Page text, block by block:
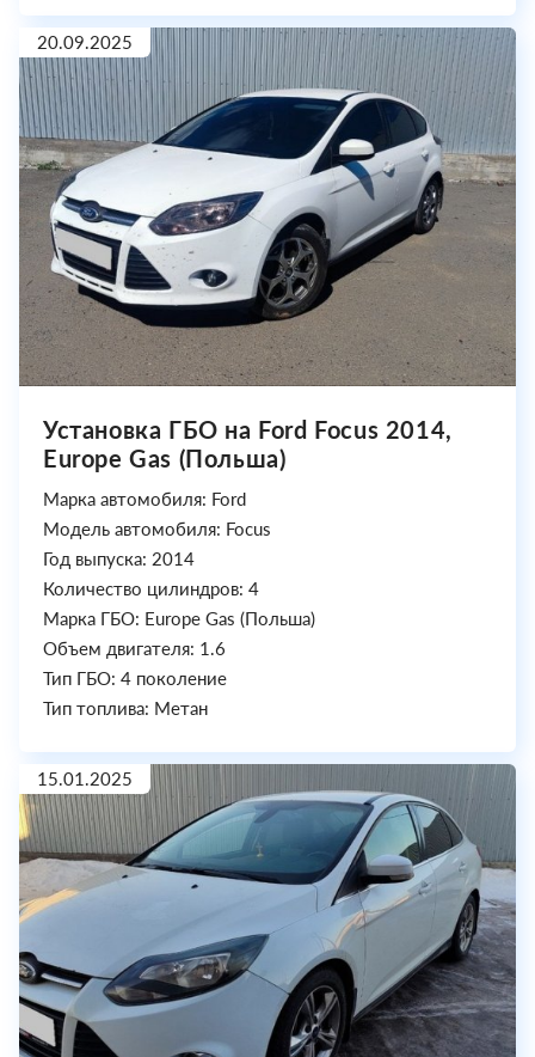
20.09.2025
Установка ГБО на Ford Focus 2014,
Europe Gas (Польша)
Марка автомобиля: Ford
Модель автомобиля: Focus
Год выпуска: 2014
Количество цилиндров: 4
Марка ГБО: Europe Gas (Польша)
Объем двигателя: 1.6
Тип ГБО: 4 поколение
Тип топлива: Метан
15.01.2025